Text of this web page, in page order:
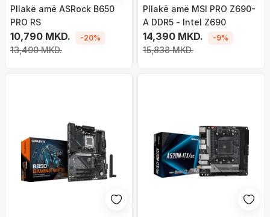
Pllakë amë ASRock B650
PRO RS
10,790 MKD.
13,490 MKD.
-20%
Pllakë amë MSI PRO Z690-
A DDR5 - Intel Z690
14,390 MKD.
15,838 MKD.
-9%